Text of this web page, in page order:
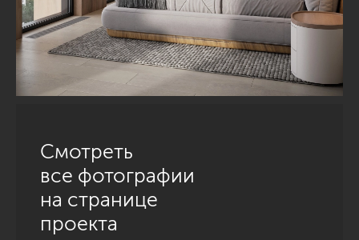
Смотреть
все фотографии
на странице
проекта